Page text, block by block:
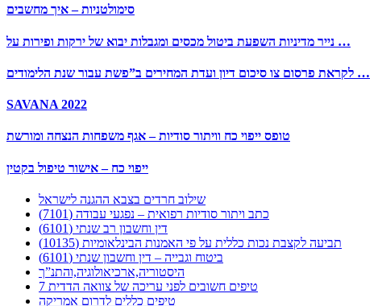
סימולטניות – איך מחשבים
נייר מדיניות השפעת ביטול מכסים ומגבלות יבוא של ירקות ופירות על …
לקראת פרסום צו סיכום דיון ועדת המחירים ב”פשת עבור שנת הלימודים …
SAVANA 2022
טופס ייפוי כח וויתור סודיות – אגף משפחות הנצחה ומורשת
ייפוי כח – אישור טיפול בקטין
שילוב חרדים בצבא ההגנה לישראל
כתב ויתור סודיות רפואית – נפגעי עבודה (7101)
דין וחשבון רב שנתי (6101)
תביעה לקצבת נכות כללית על פי האמנות הבינלאומיות (10135)
ביטוח וגבייה – דין וחשבון שנתי (6101)
היסטוריה,ארכיאולוגיה,והתנ”ך
7 טיפים חשובים לפני עריכה של צוואה הדדית
טיפים כללים לדרום אמריקה